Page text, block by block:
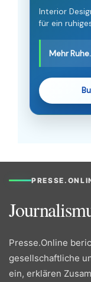
Interior
für ein
Mehr
Presse.Online
gesellschaftliche
ein, erklären